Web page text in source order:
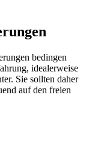
bedingen
idealerweise
Sie sollten daher
auf den freien